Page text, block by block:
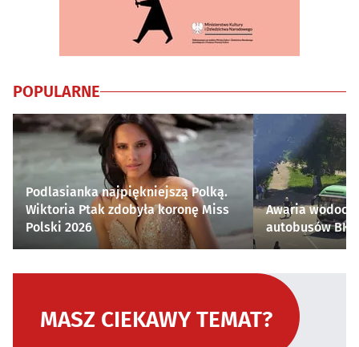
POPULARNE
Podlasianka najpiękniejszą Polką.
Wiktoria Ptak zdobyła koronę Miss
Polski 2026
Awaria
autobusów
MASZ CIEKAWY TEMAT?